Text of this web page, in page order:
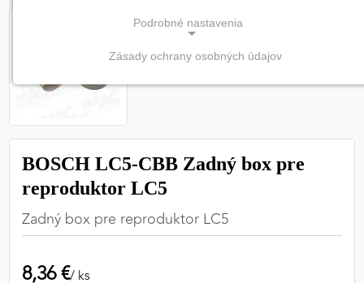
BOSCH LC5-CBB Zadný box pre
reproduktor LC5
Zadný box pre reproduktor LC5
8,36 €/ ks
Podrobné nastavenia
(vždy aktívne, nemožno vypnúť)
Tieto cookies sú potrebné na správne fungovanie
zabezpečiť jej plnú funkčnosť.
PREFERENČNÉ COOKIES
Zásady ochrany osobných údajov